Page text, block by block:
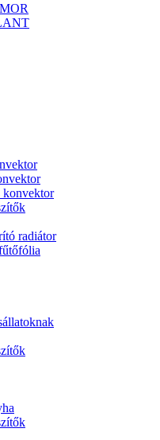
konvektor
radiátor